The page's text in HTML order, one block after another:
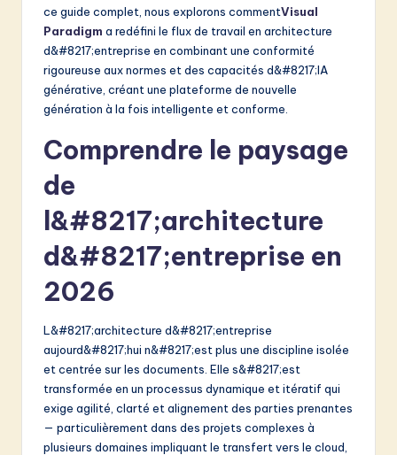
in
A
w
ce guide complet, nous explorons commentVisual
Paradigm a redéfini le flux de travail en architecture
d&#8217;entreprise en combinant une conformité
rigoureuse aux normes et des capacités d&#8217;IA
générative, créant une plateforme de nouvelle
génération à la fois intelligente et conforme.
Comprendre le paysage
de
l&#8217;architecture
d&#8217;entreprise en
2026
L&#8217;architecture d&#8217;entreprise
aujourd&#8217;hui n&#8217;est plus une discipline isolée
et centrée sur les documents. Elle s&#8217;est
transformée en un processus dynamique et itératif qui
exige agilité, clarté et alignement des parties prenantes
— particulièrement dans des projets complexes à
plusieurs domaines impliquant le transfert vers le cloud,